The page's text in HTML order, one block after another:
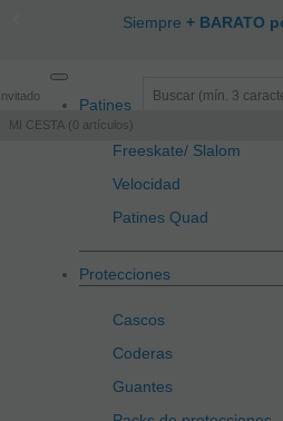
Envío GRATIS>
MI CESTA 0 artículos
navigation
Patines
Freeskate/ Slalom
Velocidad
Patines Quad
Protecciones
Cascos
Coderas
Guantes